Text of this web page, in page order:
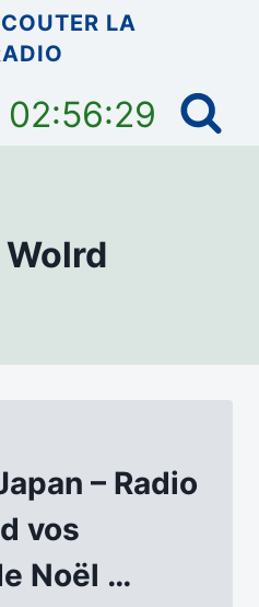
LA
02:56:29
Wolrd
– Radio
vos
Noël …